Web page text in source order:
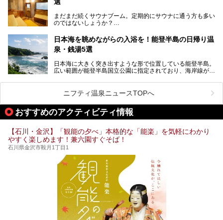
れちゃう！なんということでしょう！！
魅力ですね。
り、観光に加えて温泉もぜひ楽しみたいところ。金沢エリア
でおすすめのスーパー銭湯をご紹介します。
まだまだ続くサウナブーム。定期的にサウナに通う方も多い
のではないしょうか？
今回はそんなサウナによく行く人もこれから楽しむ人も格安
で楽しめるサウナを紹介します。
など、種類豊富ですよ。
日本海を眺めながらの入浴を！能登半島の日帰り温
泉・銭湯5選
日本海に大きく突き出すような形で位置している能登半島。
広い範囲が能登半島国立公園に指定されており、海岸線が作
車で行くのがオススメですが、ドライブの際にぜひ一緒に楽
しんでいただきたいのが温泉です。絶景を眺めながらつかる
温泉は最高ですよ！ 今回はそんな能登の温泉を5つご紹介
します。
ニフティ温泉ニュースTOPへ
おすすめのアクティビティ情報
【石川・金沢】「観能の夕べ」本格的な「能楽」を気軽にわかり
やすく楽しめます！兼六園すぐそば！
石川県金沢市鞍月1丁目1